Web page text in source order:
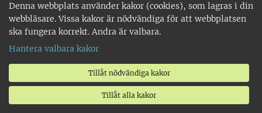
Denna webbplats använder kakor (cookies), som lagras i din
webbläsare. Vissa kakor är nödvändiga för att webbplatsen
ska fungera korrekt. Andra är valbara.
Hantera valbara kakor
Tillåt nödvändiga kakor
Tillåt alla kakor
Besöksadress
Ulls väg 27, plan 4.Karta
Postadress
SLU Centrum för naturvägledning
Box 7012
750 07 Uppsala